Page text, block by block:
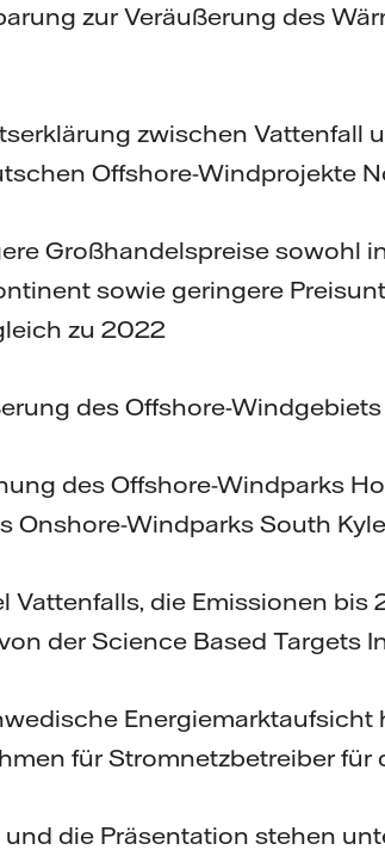
zur Veräußerung des
zwischen Vattenfall
Offshore-Windprojekte
Großhandelspreise sowohl
sowie geringere
zu 2022
des Offshore-
des Offshore-Windparks
Onshore-Windparks South
Vattenfalls, die Emissionen
der Science Based Targets
für Stromnetzbetreiber
und die Präsentation stehen